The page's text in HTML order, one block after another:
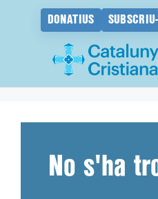
DONATIUS
No s'ha